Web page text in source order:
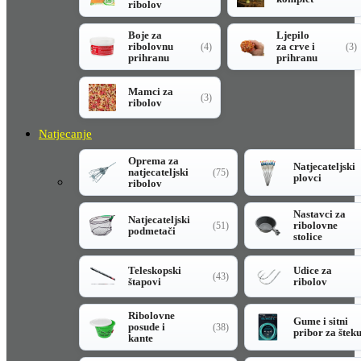
ribolov
Boje za
ribolovnu
prihranu
(4)
Ljepilo
za crve i
prihranu
(3)
Mamci za
ribolov
(3)
Natjecanje
Oprema za
natjecateljski
ribolov
(75)
Natjecateljski
plovci
Natjecateljski
podmetači
(51)
Nastavci za
ribolovne
stolice
Teleskopski
štapovi
(43)
Udice za
ribolov
Ribolovne
posude i
kante
(38)
Gume i sitni
pribor za šteku